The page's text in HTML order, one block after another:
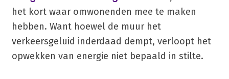
het kort waar omwonenden mee te maken
hebben. Want hoewel de muur het
verkeersgeluid inderdaad dempt, verloopt het
opwekken van energie niet bepaald in stilte.